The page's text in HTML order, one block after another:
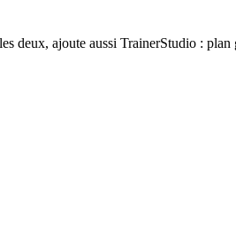
deux, ajoute aussi TrainerStudio :